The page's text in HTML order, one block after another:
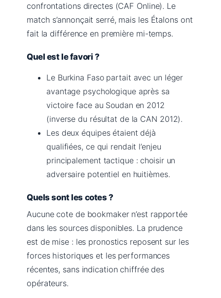
confrontations directes (CAF Online). Le
match s’annonçait serré, mais les Étalons ont
fait la différence en première mi-temps.
Quel est le favori ?
Le Burkina Faso partait avec un léger
avantage psychologique après sa
victoire face au Soudan en 2012
(inverse du résultat de la CAN 2012).
Les deux équipes étaient déjà
qualifiées, ce qui rendait l’enjeu
principalement tactique : choisir un
adversaire potentiel en huitièmes.
Quels sont les cotes ?
Aucune cote de bookmaker n’est rapportée
dans les sources disponibles. La prudence
est de mise : les pronostics reposent sur les
forces historiques et les performances
récentes, sans indication chiffrée des
opérateurs.